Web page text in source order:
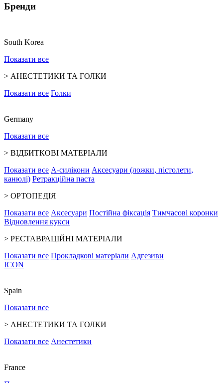
Бренди
South Korea
Показати все
> АНЕСТЕТИКИ ТА ГОЛКИ
Показати все Голки
Germany
Показати все
> ВІДБИТКОВІ МАТЕРІАЛИ
Показати все А-силікони Аксесуари (ложки, пістолети,
канюлі) Ретракційна паста
> ОРТОПЕДІЯ
Показати все Аксесуари Постійна фіксація Тимчасові коронки
Відновлення кукси
> РЕСТАВРАЦІЙНІ МАТЕРІАЛИ
Показати все Прокладкові матеріали Адгезиви
ICON
Spain
Показати все
> АНЕСТЕТИКИ ТА ГОЛКИ
Показати все Анестетики
France